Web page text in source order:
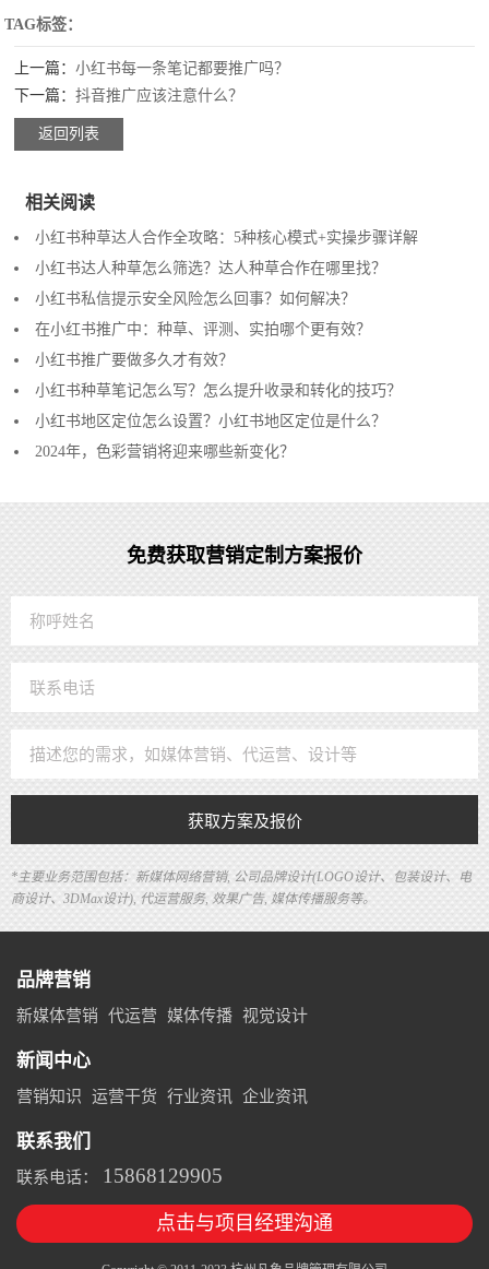
TAG标签：
上一篇：小红书每一条笔记都要推广吗？
下一篇：抖音推广应该注意什么？
返回列表
相关阅读
小红书种草达人合作全攻略：5种核心模式+实操步骤详解
小红书达人种草怎么筛选？达人种草合作在哪里找？
小红书私信提示安全风险怎么回事？如何解决？
在小红书推广中：种草、评测、实拍哪个更有效？
小红书推广要做多久才有效？
小红书种草笔记怎么写？怎么提升收录和转化的技巧？
小红书地区定位怎么设置？小红书地区定位是什么？
2024年，色彩营销将迎来哪些新变化？
免费获取营销定制方案报价
获取方案及报价
*主要业务范围包括：新媒体网络营销, 公司品牌设计(LOGO设计、包装设计、电
商设计、3DMax设计), 代运营服务, 效果广告, 媒体传播服务等。
品牌营销
新媒体营销 代运营 媒体传播 视觉设计
新闻中心
营销知识 运营干货 行业资讯 企业资讯
联系我们
联系电话： 15868129905
点击与项目经理沟通